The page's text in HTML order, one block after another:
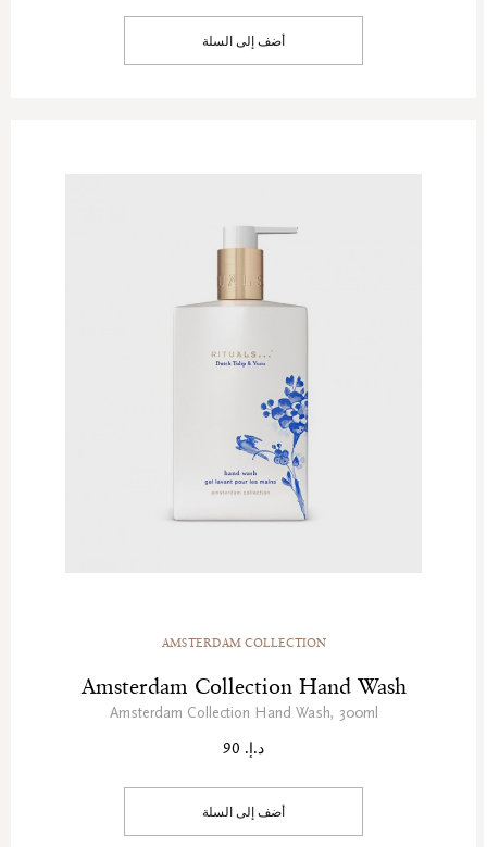
أضف إلى السلة
AMSTERDAM COLLECTION
Amsterdam Collection Hand Wash
Amsterdam Collection Hand Wash, 300ml
د.إ. 90
أضف إلى السلة